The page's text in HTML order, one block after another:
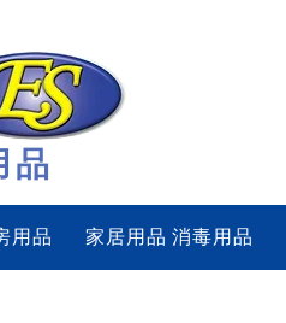
品
用品 家居用品 消毒用品